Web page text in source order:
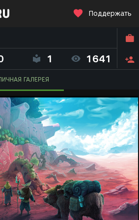
Поддержать
(Lexo3000)
1 1641
ГАЛЕРЕЯ